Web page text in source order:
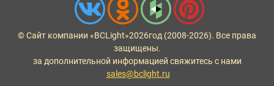
© Сайт компании «BCLight»2026год (2008-2026). Все права
защищены.
за дополнительной информацией свяжитесь с нами
sales@bclight.ru